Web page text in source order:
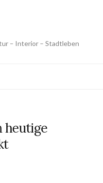
– Interior – Stadtleben
heutige